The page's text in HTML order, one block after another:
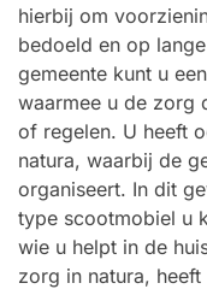
hierbij om
bedoeld en op
gemeente kunt u
waarmee u de zorg
of regelen. U heeft
natura, waarbij de
organiseert. In dit
type scootmobiel u
wie u helpt in de
zorg in natura,